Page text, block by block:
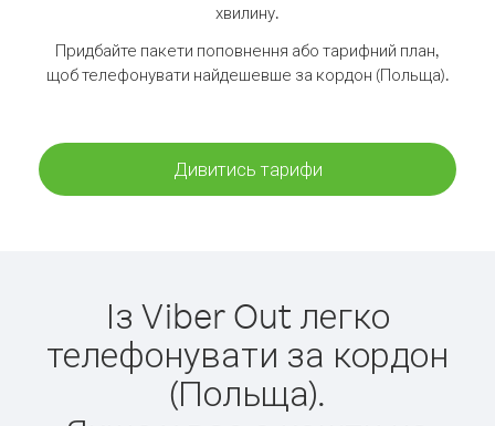
хвилину.
Придбайте пакети поповнення або тарифний план,
щоб телефонувати найдешевше за кордон (Польща).
Дивитись тарифи
Із Viber Out легко
телефонувати за кордон
(Польща).